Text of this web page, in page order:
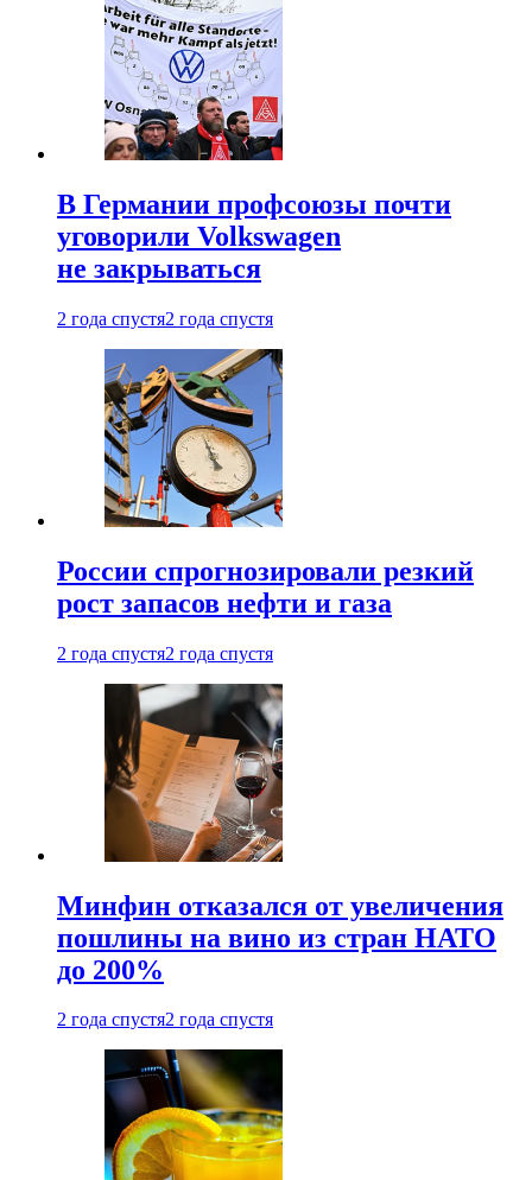
В Германии профсоюзы почти
уговорили Volkswagen
не закрываться
2 года спустя2 года спустя
России спрогнозировали резкий
рост запасов нефти и газа
2 года спустя2 года спустя
Минфин отказался от увеличения
пошлины на вино из стран НАТО
до 200%
2 года спустя2 года спустя